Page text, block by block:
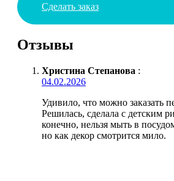
Сделать заказ
Отзывы
Христина Степанова :
04.02.2026
Удивило, что можно заказать
Решилась, сделала с детским
конечно, нельзя мыть в
но как декор смотрится мило.